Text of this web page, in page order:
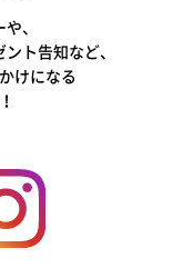
、
ト告知など、
けになる